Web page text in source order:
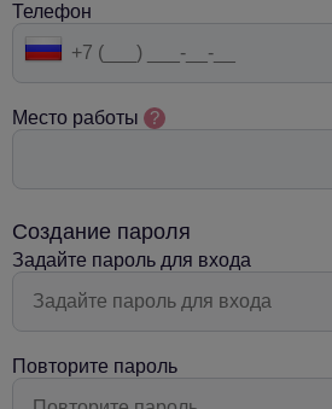
Телефон
Место работы ?
Создание пароля
Задайте пароль для входа
Повторите пароль